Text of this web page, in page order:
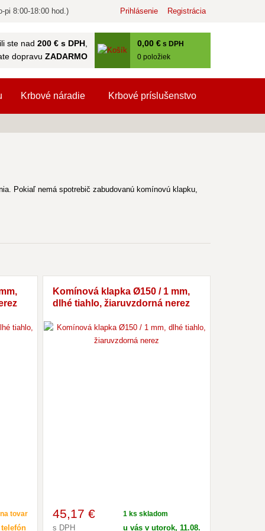
ste nad 200 € s DPH ,
dopravu ZADARMO
0,00 € s DPH
0 položiek
Prihlásenie Registrácia
pi 8:00-18:00 hod.)
Krbové náradie Krbové príslušenstvo
Pokiaľ nemá spotrebič zabudovanú komínovú klapku,
tovar
Komínová klapka Ø150 / 1 mm,
dlhé tiahlo, žiaruvzdorná nerez
45,17 €
s DPH
1 ks skladom
u vás v utorok, 11.08.